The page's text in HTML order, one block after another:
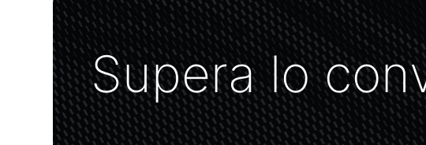
Supera lo